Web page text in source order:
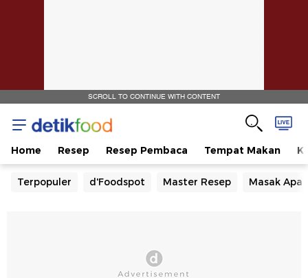
SCROLL TO CONTINUE WITH CONTENT
Home Resep Resep Pembaca Tempat Makan
Terpopuler d'Foodspot Master Resep Masak Apa